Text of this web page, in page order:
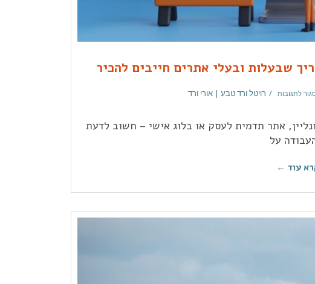
שבעלות ובעלי אתרים חייבים להכיר
לתגובות רויטל ורד טבע | אורי ורד
אתר תדמית לעסק או בלוג אישי – חשוב לדעת
על
עוד ←